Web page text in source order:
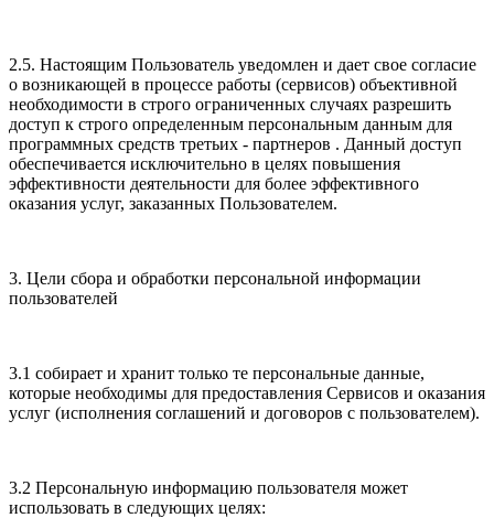
2.5. Настоящим Пользователь уведомлен и дает свое согласие
о возникающей в процессе работы (сервисов) объективной
необходимости в строго ограниченных случаях разрешить
доступ к строго определенным персональным данным для
программных средств третьих - партнеров . Данный доступ
обеспечивается исключительно в целях повышения
эффективности деятельности для более эффективного
оказания услуг, заказанных Пользователем.
3. Цели сбора и обработки персональной информации
пользователей
3.1 собирает и хранит только те персональные данные,
которые необходимы для предоставления Сервисов и оказания
услуг (исполнения соглашений и договоров с пользователем).
3.2 Персональную информацию пользователя может
использовать в следующих целях: